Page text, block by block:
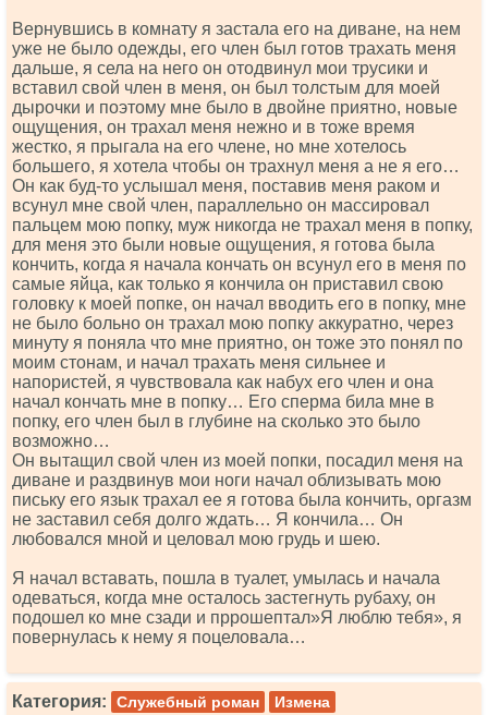
Вернувшись в комнату я застала его на диване, на нем
уже не было одежды, его член был готов трахать меня
дальше, я села на него он отодвинул мои трусики и
вставил свой член в меня, он был толстым для моей
дырочки и поэтому мне было в двойне приятно, новые
ощущения, он трахал меня нежно и в тоже время
жестко, я прыгала на его члене, но мне хотелось
большего, я хотела чтобы он трахнул меня а не я его…
Он как буд-то услышал меня, поставив меня раком и
всунул мне свой член, параллельно он массировал
пальцем мою попку, муж никогда не трахал меня в попку,
для меня это были новые ощущения, я готова была
кончить, когда я начала кончать он всунул его в меня по
самые яйца, как только я кончила он приставил свою
головку к моей попке, он начал вводить его в попку, мне
не было больно он трахал мою попку аккуратно, через
минуту я поняла что мне приятно, он тоже это понял по
моим стонам, и начал трахать меня сильнее и
напористей, я чувствовала как набух его член и она
начал кончать мне в попку… Его сперма била мне в
попку, его член был в глубине на сколько это было
возможно…
Он вытащил свой член из моей попки, посадил меня на
диване и раздвинув мои ноги начал облизывать мою
письку его язык трахал ее я готова была кончить, оргазм
не заставил себя долго ждать… Я кончила… Он
любовался мной и целовал мою грудь и шею.
Я начал вставать, пошла в туалет, умылась и начала
одеваться, когда мне осталось застегнуть рубаху, он
подошел ко мне сзади и пррошептал»Я люблю тебя», я
повернулась к нему я поцеловала…
Категория: Служебный роман
Измена